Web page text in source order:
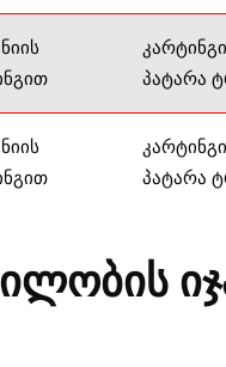
პატარა
პატარა